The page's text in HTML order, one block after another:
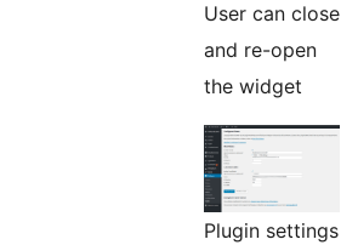
User can close
and re-open
the widget
Plugin settings